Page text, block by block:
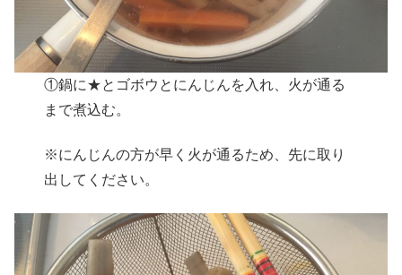
①鍋に★とゴボウとにんじんを入れ、火が通る
まで煮込む。
※にんじんの方が早く火が通るため、先に取り
出してください。